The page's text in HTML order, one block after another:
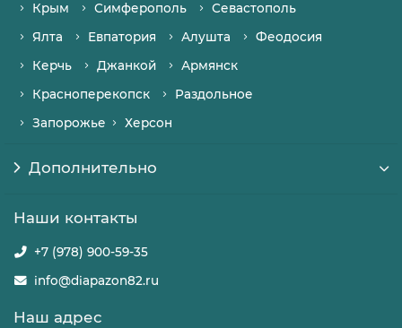
Крым Симферополь
Севастополь
Ялта
Евпатория Алушта
Феодосия
Керчь
Джанкой
Армянск
Красноперекопск
Раздольное
Запорожье
Херсон
Дополнительно
Наши контакты
+7 (978) 900-59-35
info@diapazon82.ru
Наш адрес